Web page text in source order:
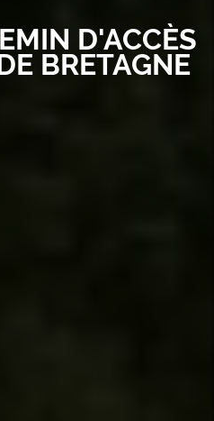
D'ACCÈS
BRETAGNE